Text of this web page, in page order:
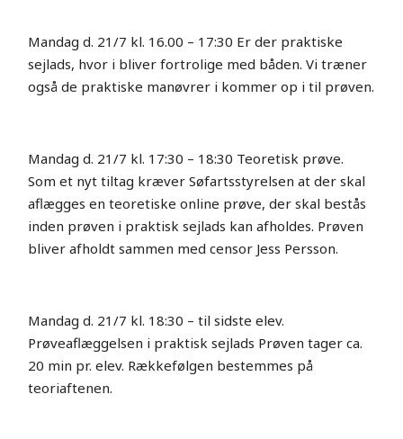
Mandag d. 21/7 kl. 16.00 – 17:30 Er der praktiske
sejlads, hvor i bliver fortrolige med båden. Vi træner
også de praktiske manøvrer i kommer op i til prøven.
Mandag d. 21/7 kl. 17:30 – 18:30 Teoretisk prøve.
Som et nyt tiltag kræver Søfartsstyrelsen at der skal
aflægges en teoretiske online prøve, der skal bestås
inden prøven i praktisk sejlads kan afholdes. Prøven
bliver afholdt sammen med censor Jess Persson.
Mandag d. 21/7 kl. 18:30 – til sidste elev.
Prøveaflæggelsen i praktisk sejlads Prøven tager ca.
20 min pr. elev. Rækkefølgen bestemmes på
teoriaftenen.